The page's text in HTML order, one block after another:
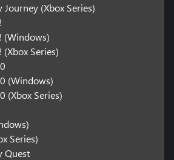
Journey (Xbox Series)
(Windows)
(Xbox Series)
(Windows)
(Xbox Series)
Series)
Quest